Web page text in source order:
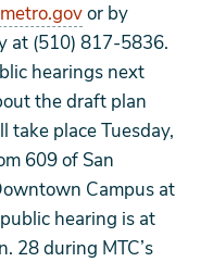
or by
at (510) 817-5836.
hearings next
the draft plan
take place Tuesday,
609 of San
Campus at
hearing is at
28 during MTC’s